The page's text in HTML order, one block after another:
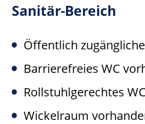
Sanitär-Bereich
Öffentlich
Barrierefreies WC
Rollstuhlgerechtes
Wickelraum